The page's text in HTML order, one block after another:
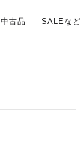
中古品 SALEなど